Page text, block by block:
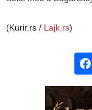
(Kurir.rs / Lajk.rs)